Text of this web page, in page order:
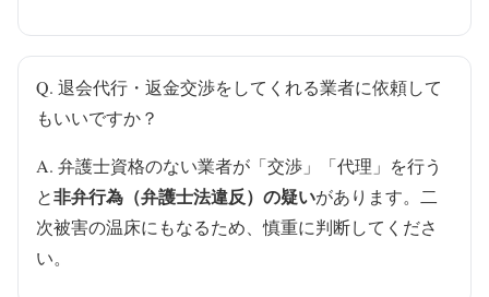
Q. 退会代行・返金交渉をしてくれる業者に依頼して
もいいですか？
A. 弁護士資格のない業者が「交渉」「代理」を行う
と非弁行為（弁護士法違反）の疑いがあります。二
次被害の温床にもなるため、慎重に判断してくださ
い。